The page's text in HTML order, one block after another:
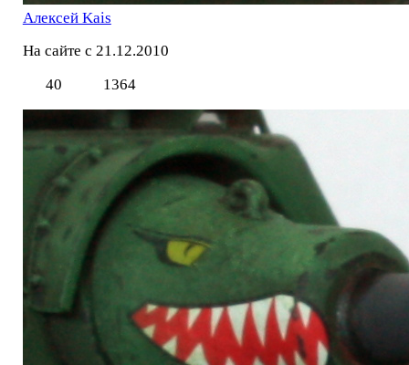
Алексей Kais
На сайте с 21.12.2010
40
1364